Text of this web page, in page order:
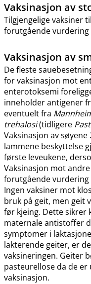
Vaksinasjon av
Tilgjengelige vaksiner
forutgående
Vaksinasjon av
De fleste
for vaksinasjon mot
enterotoksemi
inneholder antigener
eventuelt fra
trehalosi(tidligere
Vaksinasjon av
lammene beskyttelse
første leveukene,
Vaksinasjon mot
forutgående vurdering
Ingen vaksiner mot
bruk på geit, men geit
før kjeing. Dette sikrer
maternale antistoffer
symptomer i
lakterende geiter, er
vaksineringen. Geiter
pasteurellose da de
vaksinasjon.